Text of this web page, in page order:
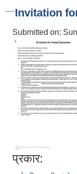
Invitation
Submitted on:
प्रकार: